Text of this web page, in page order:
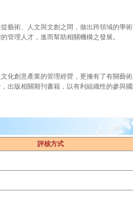
藝術、人文與文創之間，做出跨領域的學術
管理人才，進而幫助相關機構之發展。
化創意產業的管理經營，更擁有了有關藝
版相關期刊書籍，以有利組織性的參與國
評核方式